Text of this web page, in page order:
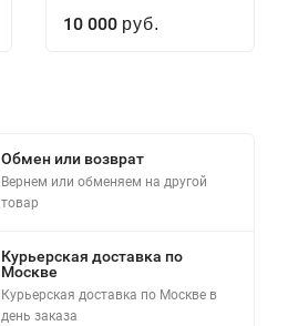
10 000 руб.
Обмен или возврат
Вернем или обменяем на другой
товар
Курьерская доставка по
Москве
Курьерская доставка по Москве в
день заказа